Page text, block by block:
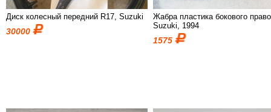
Диск колесный передний R17, Suzuki
30000
Жабра пластика бокового
Suzuki, 1994
1575